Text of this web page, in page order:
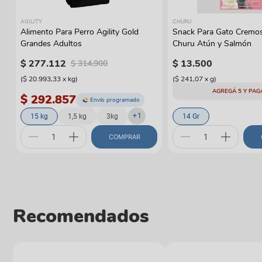
AGILITY
Alimento Para Perro Agility Gold
Grandes Adultos
$277.112 $ 314.900
($ 20.993,33x kg)
$ 292.857 Envío programado
15 kg 1,5 kg 3kg +1
COMPRAR
CHURU
Snack Para Gato
Churu Atún y Salmón
$ 13.500
($ 241,07xg)
AGREGÁ 5 Y
14 Gr
Recomendados